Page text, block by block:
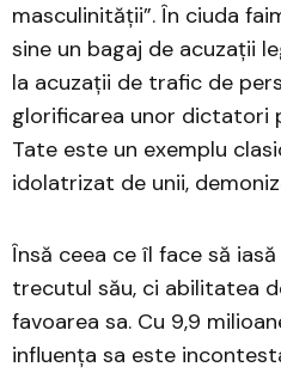
masculinității”. În ciuda
sine un bagaj de acuzații
la acuzații de trafic de
glorificarea unor dictatori
Tate este un exemplu
idolatrizat de unii,
Însă ceea ce îl face să
trecutul său, ci abilitatea
favoarea sa. Cu 9,9
influența sa este